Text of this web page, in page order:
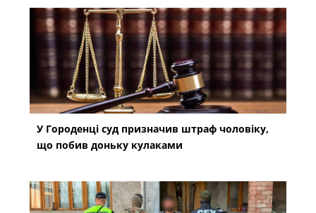
У Городенці суд призначив штраф чоловіку,
що побив доньку кулаками